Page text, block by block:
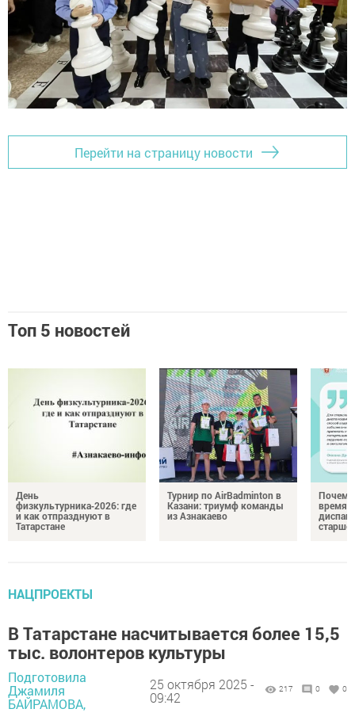
Перейти на страницу новости
Топ 5 новостей
День
физкультурника‑2026: где
и как отпразднуют в
Татарстане
Турнир по AirBadminton в
Казани: триумф команды
из Азнакаево
Почему
время
НАЦПРОЕКТЫ
В Татарстане насчитывается более 15,5
тыс. волонтеров культуры
Подготовила
Джамиля
БАЙРАМОВА,
25 октября 2025 -
09:42
217 0 0